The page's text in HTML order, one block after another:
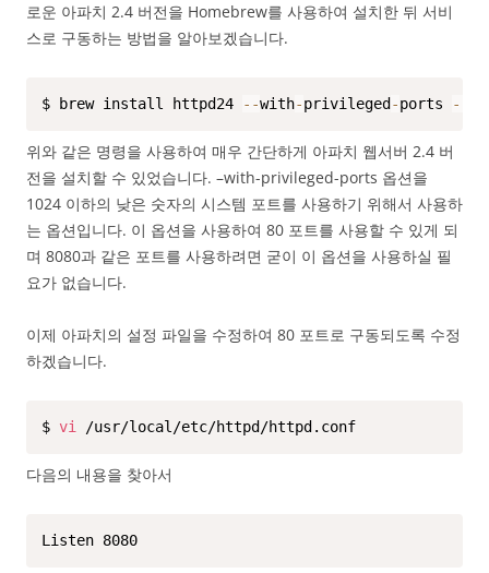
로운 아파치 2.4 버전을 Homebrew를 사용하여 설치한 뒤 서비
스로 구동하는 방법을 알아보겠습니다.
$ brew install httpd24 --with-privileged -ports --
위와 같은 명령을 사용하여 매우 간단하게 아파치 웹서버 2.4 버
전을 설치할 수 있었습니다. –with-privileged-ports 옵션을
1024 이하의 낮은 숫자의 시스템 포트를 사용하기 위해서 사용하
는 옵션입니다. 이 옵션을 사용하여 80 포트를 사용할 수 있게 되
며 8080과 같은 포트를 사용하려면 굳이 이 옵션을 사용하실 필
요가 없습니다.
이제 아파치의 설정 파일을 수정하여 80 포트로 구동되도록 수정
하겠습니다.
$ vi /usr/local/etc/httpd/httpd.conf
다음의 내용을 찾아서
Listen 8080